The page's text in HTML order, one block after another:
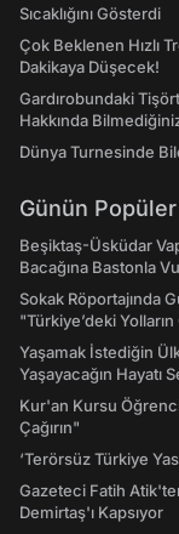
Sıcaklığını Gösterdi
Çok Beklenen Hızlı
Dakikaya Düşecek!
Gardırobundaki
Hakkında
Dünya Turnesinde
Günün Popüler
Beşiktaş-Üsküdar
Bacağına Bastonla
Sokak Röportajında
"Türkiye’deki
Yaşamak İstediğin
Yaşayacağın Hayatı
Kur'an Kursu
Çağırın"
‘Terörsüz Türkiye
Gazeteci Fatih
Demirtaş'ı Kapsıyor